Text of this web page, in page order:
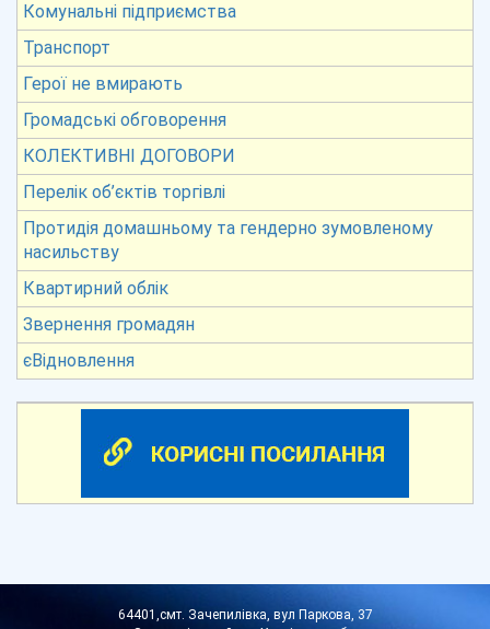
Комунальні підприємства
Транспорт
Герої не вмирають
Громадські обговорення
КОЛЕКТИВНІ ДОГОВОРИ
Перелік об’єктів торгівлі
Протидія домашньому та гендерно зумовленому
насильству
Квартирний облік
Звернення громадян
єВідновлення
64401,смт. Зачепилівка, вул Паркова, 37